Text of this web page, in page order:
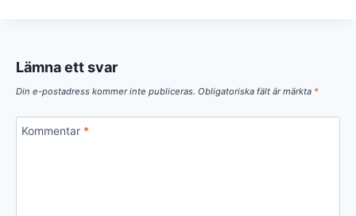
Lämna ett svar
Din e-postadress kommer inte publiceras. Obligatoriska fält är märkta *
Kommentar *